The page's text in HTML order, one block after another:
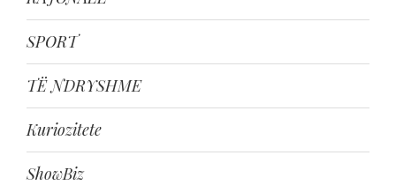
SPORT
TË NDRYSHME
Kuriozitete
ShowBiz